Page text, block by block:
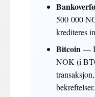
500 000
krediteres
Bitcoin —
NOK (i
bekreftelser.